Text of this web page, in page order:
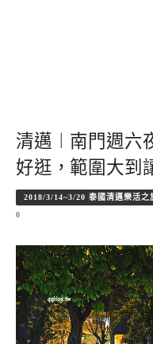
清邁︱南門週六
好逛，範圍大到
2018/3/14~3/20 泰國清邁樂活之
0